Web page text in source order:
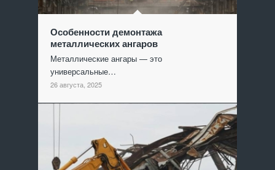
Особенности демонтажа
металлических ангаров
Металлические ангары — это
универсальные…
26 августа, 2025